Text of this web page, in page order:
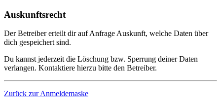
Auskunftsrecht
Der Betreiber erteilt dir auf Anfrage Auskunft, welche Daten über
dich gespeichert sind.
Du kannst jederzeit die Löschung bzw. Sperrung deiner Daten
verlangen. Kontaktiere hierzu bitte den Betreiber.
Zurück zur Anmeldemaske